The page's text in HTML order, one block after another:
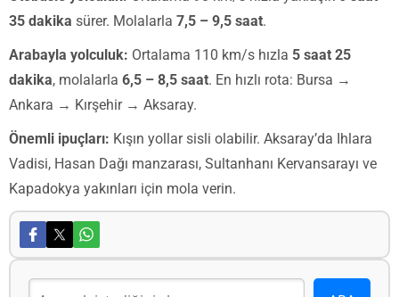
35 dakika sürer. Molalarla 7,5 – 9,5 saat.
Arabayla yolculuk: Ortalama 110 km/s hızla 5 saat 25
dakika, molalarla 6,5 – 8,5 saat. En hızlı rota: Bursa →
Ankara → Kırşehir → Aksaray.
Önemli ipuçları: Kışın yollar sisli olabilir. Aksaray’da Ihlara
Vadisi, Hasan Dağı manzarası, Sultanhanı Kervansarayı ve
Kapadokya yakınları için mola verin.